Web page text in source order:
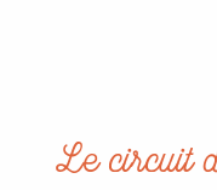
Le circuit